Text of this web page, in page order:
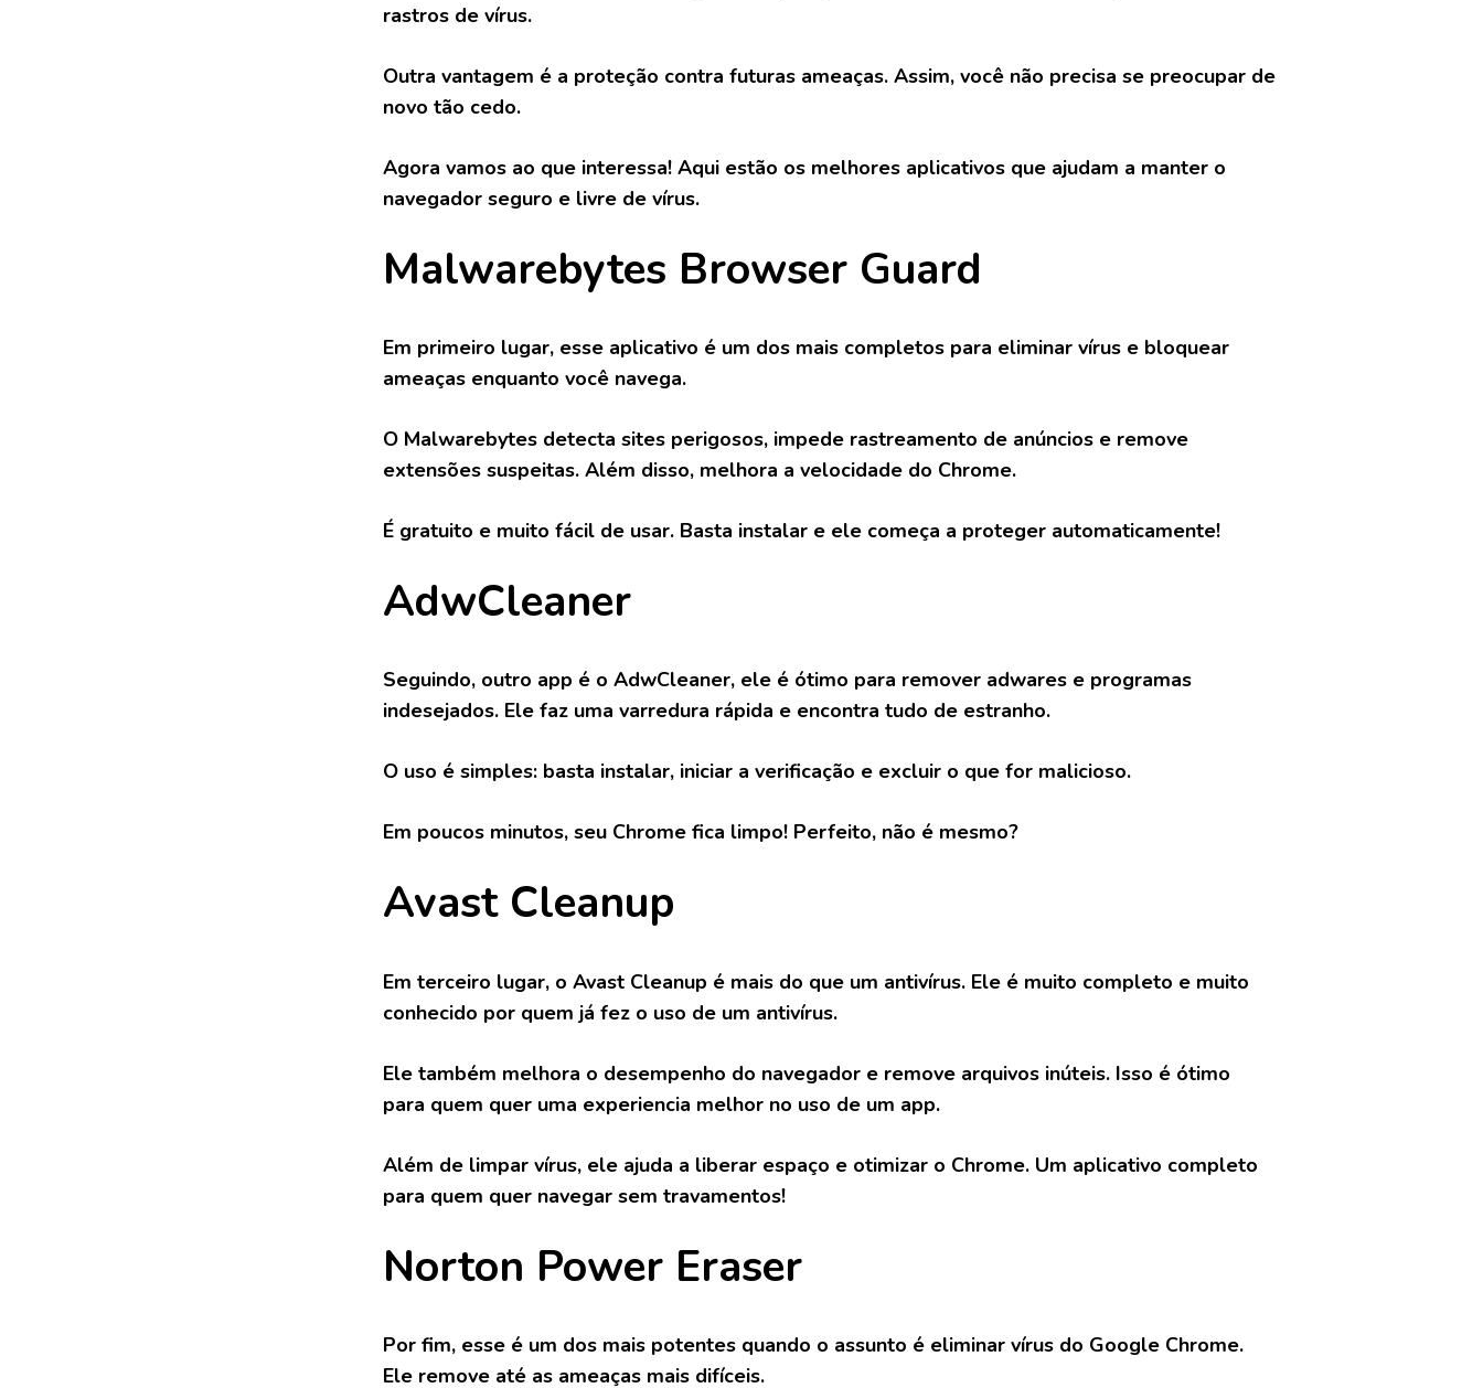
rastros de vírus.
Outra vantagem é a proteção contra futuras ameaças. Assim, você não precisa se preocupar de
novo tão cedo.
Agora vamos ao que interessa! Aqui estão os melhores aplicativos que ajudam a manter o
navegador seguro e livre de vírus.
Malwarebytes Browser Guard
Em primeiro lugar, esse aplicativo é um dos mais completos para eliminar vírus e bloquear
ameaças enquanto você navega.
O Malwarebytes detecta sites perigosos, impede rastreamento de anúncios e remove
extensões suspeitas. Além disso, melhora a velocidade do Chrome.
É gratuito e muito fácil de usar. Basta instalar e ele começa a proteger automaticamente!
AdwCleaner
Seguindo, outro app é o AdwCleaner, ele é ótimo para remover adwares e programas
indesejados. Ele faz uma varredura rápida e encontra tudo de estranho.
O uso é simples: basta instalar, iniciar a verificação e excluir o que for malicioso.
Em poucos minutos, seu Chrome fica limpo! Perfeito, não é mesmo?
Avast Cleanup
Em terceiro lugar, o Avast Cleanup é mais do que um antivírus. Ele é muito completo e muito
conhecido por quem já fez o uso de um antivírus.
Ele também melhora o desempenho do navegador e remove arquivos inúteis. Isso é ótimo
para quem quer uma experiencia melhor no uso de um app.
Além de limpar vírus, ele ajuda a liberar espaço e otimizar o Chrome. Um aplicativo completo
para quem quer navegar sem travamentos!
Norton Power Eraser
Por fim, esse é um dos mais potentes quando o assunto é eliminar vírus do Google Chrome.
Ele remove até as ameaças mais difíceis.